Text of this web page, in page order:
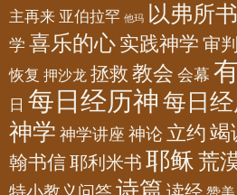
主再来 亚伯拉罕 他玛 以弗所书
学 喜乐的心 实践神学 审判
恢复 押沙龙 拯救 教会 会幕
日 每日经历神 每日
神学 神学讲座 神论 立约 竭
翰书信耶利米书 耶稣 荒
诗篇 读经